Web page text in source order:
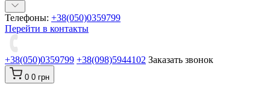
Телефоны: +38(050)0359799
Перейти в контакты
+38(050)0359799 +38(098)5944102 Заказать звонок
0 0 грн